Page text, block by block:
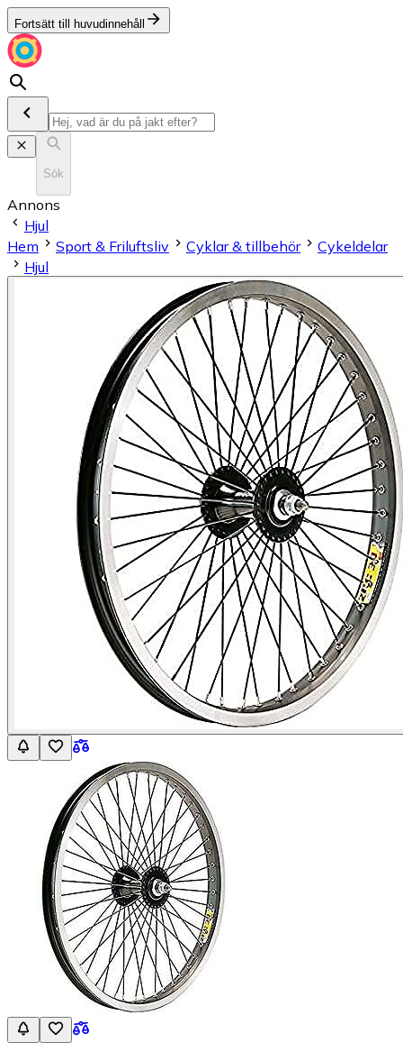
Fortsätt till huvudinnehåll
Sök
Annons
Hjul
Hem
Sport & Friluftsliv Cyklar & tillbehör
Cykeldelar
Hjul